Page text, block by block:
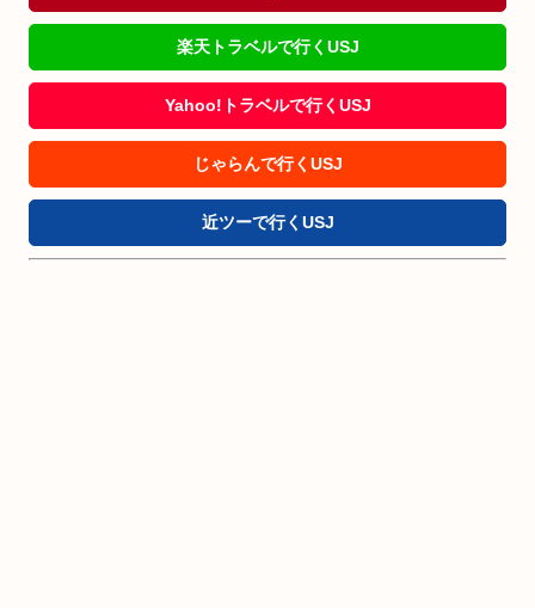
楽天トラベルで行くUSJ
Yahoo!トラベルで行くUSJ
じゃらんで行くUSJ
近ツーで行くUSJ